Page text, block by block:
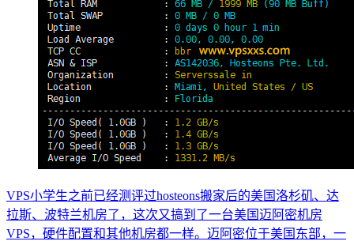
VPS小学生之前已经测评过hosteons搬家后的美国洛杉矶、达
拉斯、波特兰机房了，这次又搞到了一台美国迈阿密机房
VPS，硬件配置和其他机房都一样。迈阿密位于美国东部，一